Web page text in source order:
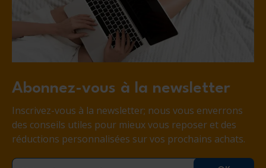
Abonnez-vous à la newsletter
Inscrivez-vous à la newsletter; nous vous enverrons
des conseils utiles pour mieux vous reposer et des
réductions personnalisées sur vos prochains achats.